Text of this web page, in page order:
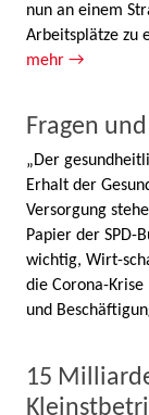
nun an einem
Arbeitsplätze zu
mehr →
Fragen
„Der
Erhalt der
Versorgung
Papier der SPD-
wichtig, Wirt-
die Corona-
und
15